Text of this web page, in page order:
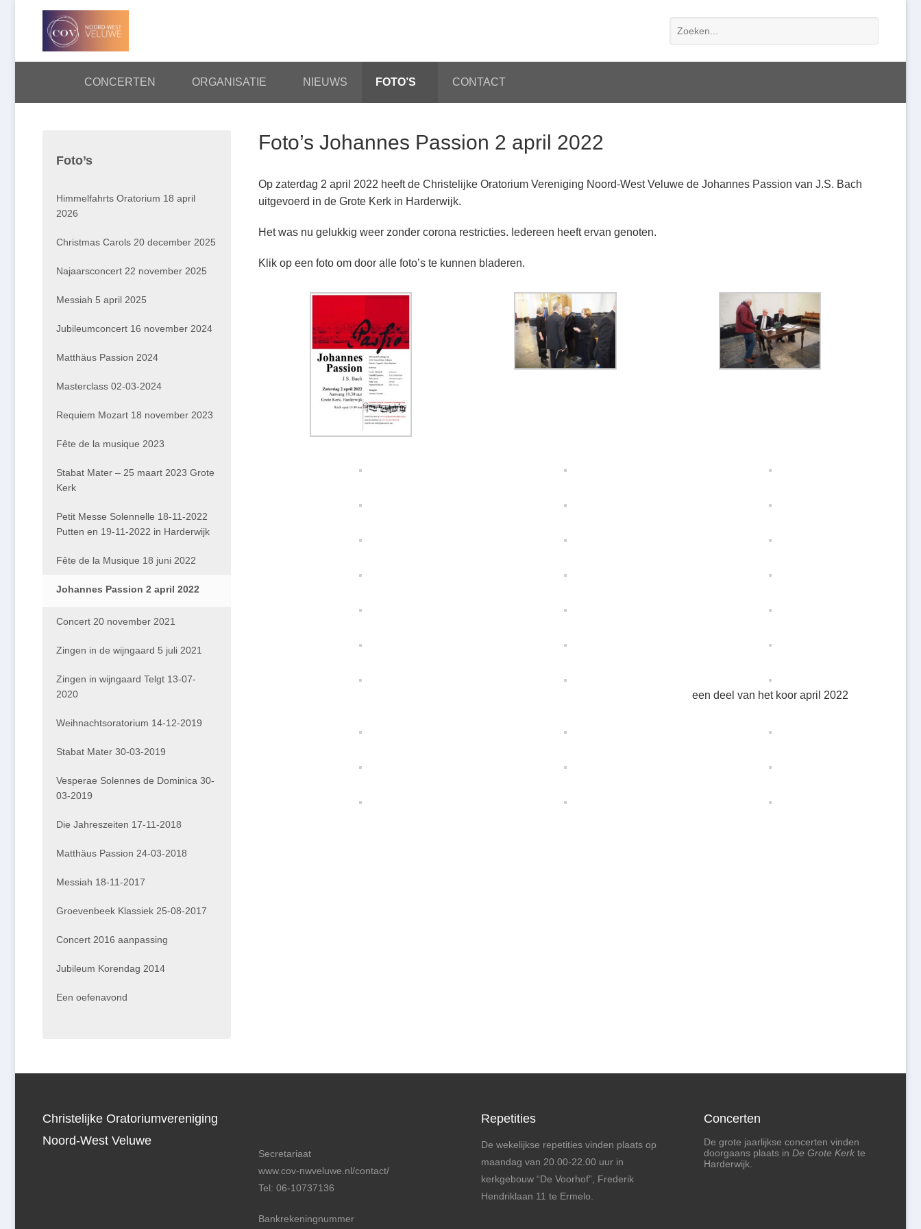
Skip
navigation
CONCERTEN ORGANISATIE NIEUWS FOTO’S CONTACT
Foto’s Johannes Passion 2 april 2022
Op zaterdag 2 april 2022 heeft de Christelijke Oratorium Vereniging Noord-West Veluwe de Johannes Passion van J.S. Bach
uitgevoerd in de Grote Kerk in Harderwijk.
Het was nu gelukkig weer zonder corona restricties. Iedereen heeft ervan genoten.
Klik op een foto om door alle foto’s te kunnen bladeren.
een deel van het koor april 2022
Foto’s
Himmelfahrts Oratorium 18 april
2026
Christmas Carols 20 december 2025
Najaarsconcert 22 november 2025
Messiah 5 april 2025
Jubileumconcert 16 november 2024
Matthäus Passion 2024
Masterclass 02-03-2024
Requiem Mozart 18 november 2023
Fête de la musique 2023
Stabat Mater – 25 maart 2023 Grote
Kerk
Petit Messe Solennelle 18-11-2022
Putten en 19-11-2022 in Harderwijk
Fête de la Musique 18 juni 2022
Johannes Passion 2 april 2022
Concert 20 november 2021
Zingen in de wijngaard 5 juli 2021
Zingen in wijngaard Telgt 13-07-
2020
Weihnachtsoratorium 14-12-2019
Stabat Mater 30-03-2019
Vesperae Solennes de Dominica 30-
03-2019
Die Jahreszeiten 17-11-2018
Matthäus Passion 24-03-2018
Messiah 18-11-2017
Groevenbeek Klassiek 25-08-2017
Concert 2016 aanpassing
Jubileum Korendag 2014
Een oefenavond
Christelijke Oratoriumvereniging
Noord-West Veluwe
Secretariaat
www.cov-nwveluwe.nl/contact/
Tel: 06-10737136
Bankrekeningnummer
Repetities
De wekelijkse repetities vinden plaats op
maandag van 20.00-22.00 uur in
kerkgebouw “De Voorhof”, Frederik
Hendriklaan 11 te Ermelo.
Concerten
De grote jaarlijkse concerten vinden
doorgaans plaats in De Grote Kerk te
Harderwijk.